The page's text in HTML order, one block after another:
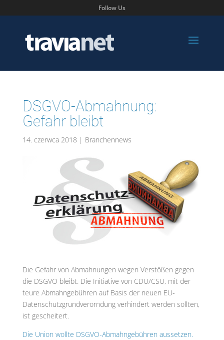
Follow Us
DSGVO-Abmahnung:
Gefahr bleibt
14. czerwca 2018 | Branchennews
Die Gefahr von Abmahnungen wegen Verstößen gegen
die DSGVO bleibt. Die Initiative von CDU/CSU, mit der
teure Abmahngebühren auf Basis der neuen EU-
Datenschutzgrundverorndung verhindert werden sollten,
ist gescheitert.
Die Union wollte DSGVO-Abmahngebühren aussetzen.